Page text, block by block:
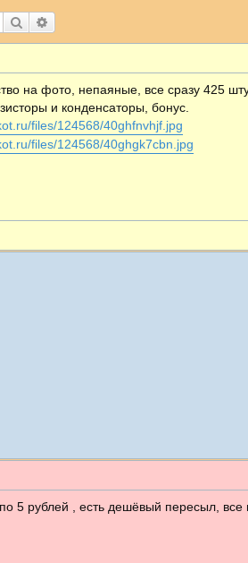
Поиск
на фото, непаяные, все сразу 425
и конденсаторы, бонус.
files/124568/40ghfnvhjf.jpg
files/124568/40ghgk7cbn.jpg
5 рублей , есть дешёвый пересыл,